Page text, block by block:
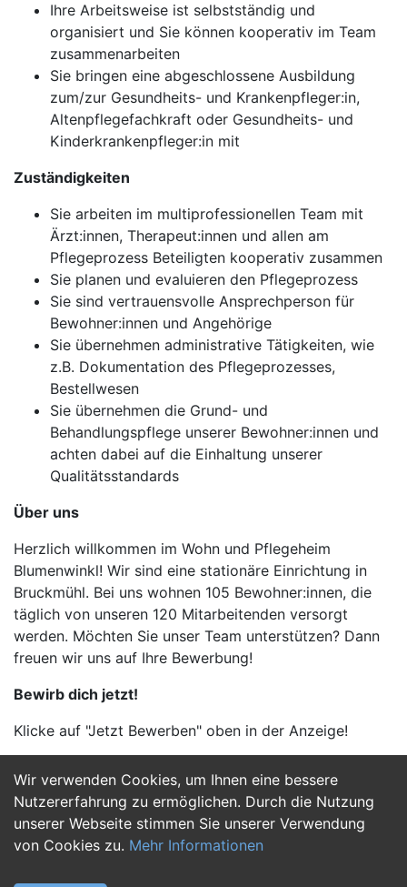
Wir verwenden Cookies, um Ihnen eine bessere
Nutzererfahrung zu ermöglichen. Durch die Nutzung
unserer Webseite stimmen Sie unserer Verwendung
von Cookies zu. Mehr Informationen
Ihre Arbeitsweise ist selbstständig und
organisiert und Sie können kooperativ im Team
zusammenarbeiten
Sie bringen eine abgeschlossene Ausbildung
zum/zur Gesundheits- und Krankenpfleger:in,
Altenpflegefachkraft oder Gesundheits- und
Kinderkrankenpfleger:in mit
Zuständigkeiten
Sie arbeiten im multiprofessionellen Team mit
Ärzt:innen, Therapeut:innen und allen am
Pflegeprozess Beteiligten kooperativ zusammen
Sie planen und evaluieren den Pflegeprozess
Sie sind vertrauensvolle Ansprechperson für
Bewohner:innen und Angehörige
Sie übernehmen administrative Tätigkeiten, wie
z.B. Dokumentation des Pflegeprozesses,
Bestellwesen
Sie übernehmen die Grund- und
Behandlungspflege unserer Bewohner:innen und
achten dabei auf die Einhaltung unserer
Qualitätsstandards
Über uns
Herzlich willkommen im Wohn und Pflegeheim
Blumenwinkl! Wir sind eine stationäre Einrichtung in
Bruckmühl. Bei uns wohnen 105 Bewohner:innen, die
täglich von unseren 120 Mitarbeitenden versorgt
werden. Möchten Sie unser Team unterstützen? Dann
freuen wir uns auf Ihre Bewerbung!
Bewirb dich jetzt!
Klicke auf "Jetzt Bewerben" oben in der Anzeige!
Jetzt Bewerben